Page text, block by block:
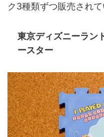
ク3種類ずつ販売されて
東京ディズニーラン
ースター